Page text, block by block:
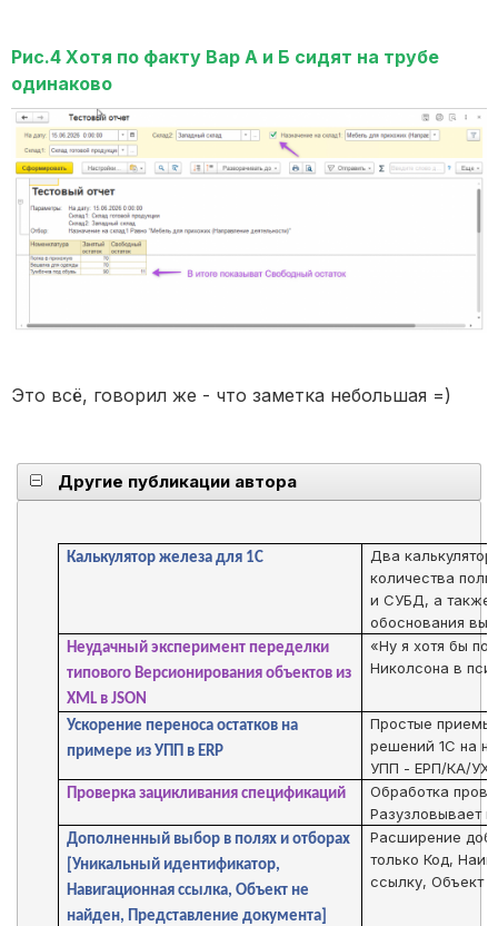
Рис.4 Хотя по факту Вар А и Б сидят на трубе
одинаково
Это всё, говорил же - что заметка небольшая =)
Другие публикации автора
Калькулятор железа для 1C
Два
количества
и СУБД, а также
обоснования
Неудачный эксперимент переделки
типового Версионирования объектов из
XML в JSON
«Ну я хотя бы
Николсона в
Ускорение переноса остатков на
примере из УПП в ERP
Простые приемы,
решений 1С на
УПП - ЕРП/КА/УХ
Проверка зацикливания спецификаций
Обработка
Разузловывает
Дополненный выбор в полях и отборах
[Уникальный идентификатор,
Навигационная ссылка, Объект не
найден, Представление документа]
Расширение
только Код,
ссылку, Объект